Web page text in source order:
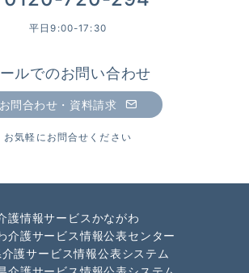
平日9:00-17:30
ルでのお問い合わせ
お問合わせ・資料請求
お気軽にお問合せください
護情報サービスかながわ
介護サービス情報公表センター
護サービス情報公表システム